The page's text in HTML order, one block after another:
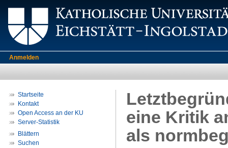
Anmelden
Startseite
Kontakt
Open Access an der KU
Server-Statistik
Blättern
Suchen
eine Kritik
als